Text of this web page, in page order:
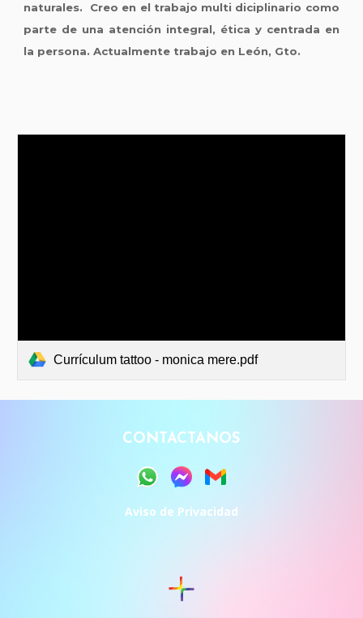
naturales. Creo en el trabajo multi diciplinario como
parte de una atención integral, ética y centrada en
la persona. Actualmente trabajo en León, Gto.
Currículum tattoo - monica mere.pdf
CONTACTANOS
Aviso de Privacidad